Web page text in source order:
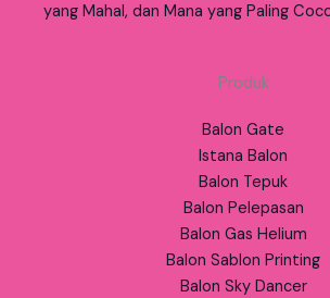
yang Mahal, dan Mana yang Paling
Produk
Balon Gate
Istana Balon
Balon Tepuk
Balon Pelepasan
Balon Gas Helium
Balon Sablon Printing
Balon Sky Dancer